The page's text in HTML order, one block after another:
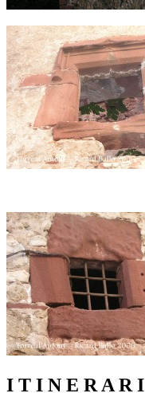
I T I N E R A R I